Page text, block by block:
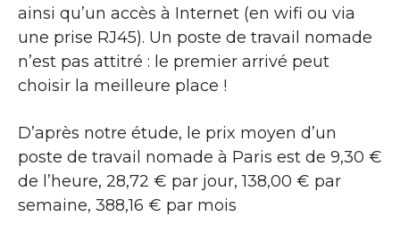
ainsi qu’un accès à Internet (en wifi ou via
une prise RJ45). Un poste de travail nomade
n’est pas attitré : le premier arrivé peut
choisir la meilleure place !
D’après notre étude, le prix moyen d’un
poste de travail nomade à Paris est de 9,30 €
de l’heure, 28,72 € par jour, 138,00 € par
semaine, 388,16 € par mois